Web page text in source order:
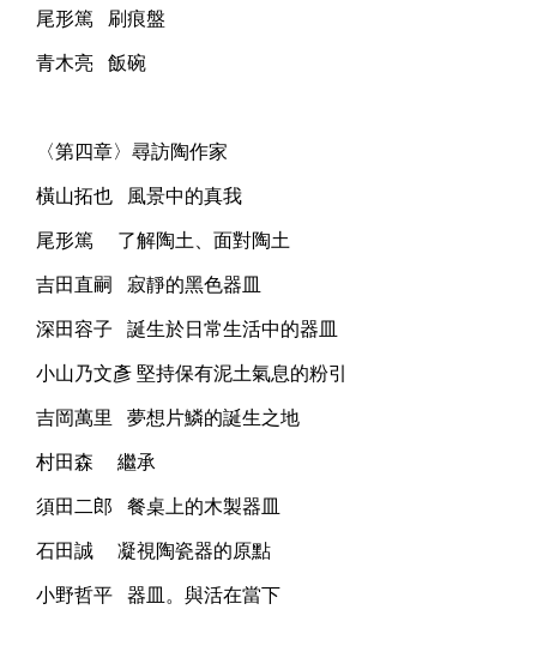
尾形篤 刷痕盤
青木亮 飯碗
〈第四章〉尋訪陶作家
橫山拓也 風景中的真我
尾形篤 了解陶土、面對陶土
吉田直嗣 寂靜的黑色器皿
深田容子 誕生於日常生活中的器皿
小山乃文彥 堅持保有泥土氣息的粉引
吉岡萬里 夢想片鱗的誕生之地
村田森 繼承
須田二郎 餐桌上的木製器皿
石田誠 凝視陶瓷器的原點
小野哲平 器皿。與活在當下